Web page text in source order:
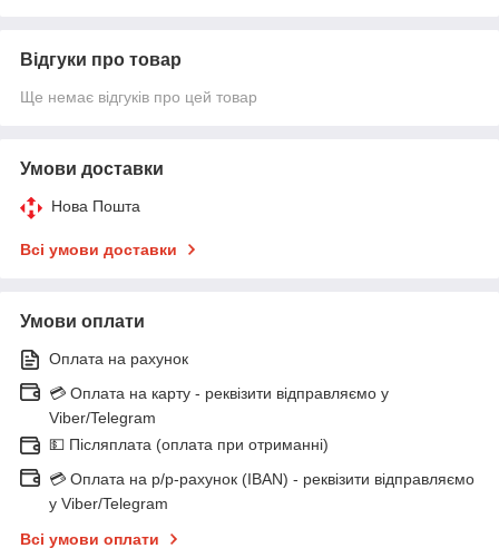
Відгуки про товар
Ще немає відгуків про цей товар
Умови доставки
Нова Пошта
Всі умови доставки
Умови оплати
Оплата на рахунок
💳 Оплата на карту - реквізити відправляємо у
Viber/Telegram
💵 Післяплата (оплата при отриманні)
💳 Оплата на р/р-рахунок (IBAN) - реквізити відправляємо
у Viber/Telegram
Всі умови оплати